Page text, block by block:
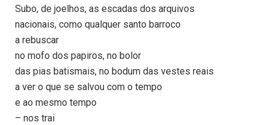
Subo, de joelhos, as escadas dos arquivos
nacionais, como qualquer santo barroco
a rebuscar
no mofo dos papiros, no bolor
das pias batismais, no bodum das vestes reais
a ver o que se salvou com o tempo
e ao mesmo tempo
– nos trai